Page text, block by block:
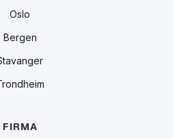
Oslo
Bergen
FIRMA